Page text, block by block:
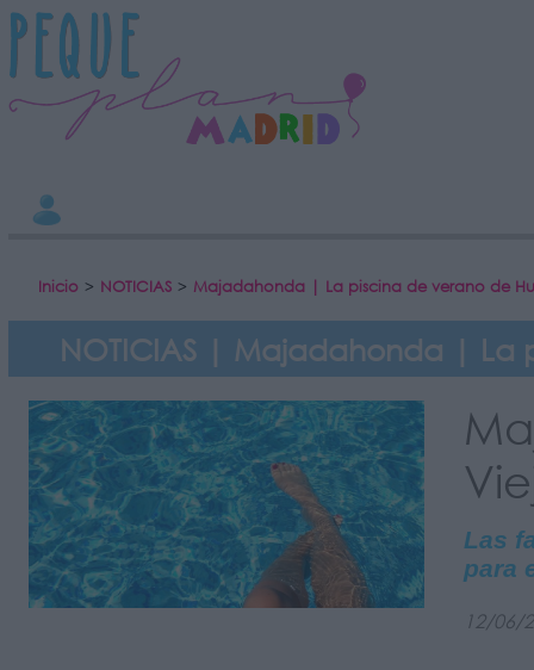
Inicio > NOTICIAS > Majadahonda | La piscina de verano de
NOTICIAS | Majadahonda | La
Las
para
12/06/
INFORMACION SOBRE LA PROTECCIÓN DE TUS DATOS
Responsable:
Finalidad:
Datos tratados:
Información adicional